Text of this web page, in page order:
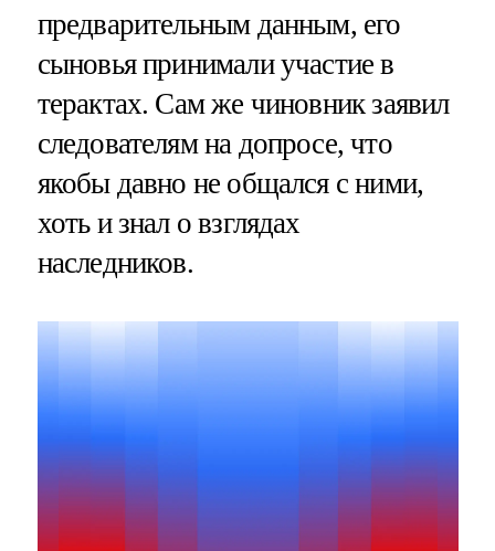
предварительным данным, его
сыновья принимали участие в
терактах. Сам же чиновник заявил
следователям на допросе, что
якобы давно не общался с ними,
хоть и знал о взглядах
наследников.